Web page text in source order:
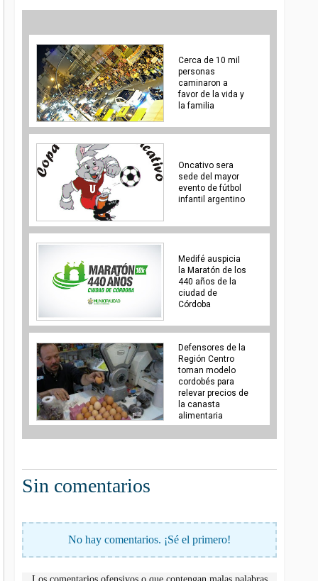
Cerca de 10 mil
personas
caminaron a
favor de la vida y
la familia
Oncativo sera
sede del mayor
evento de fútbol
infantil argentino
Medifé auspicia
la Maratón de los
440 años de la
ciudad de
Córdoba
Defensores de la
Región Centro
toman modelo
cordobés para
relevar precios de
la canasta
alimentaria
Sin comentarios
No hay comentarios. ¡Sé el primero!